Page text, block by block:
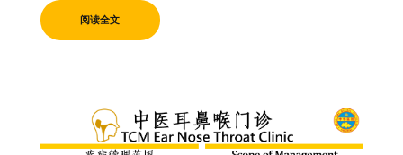
阅读全文